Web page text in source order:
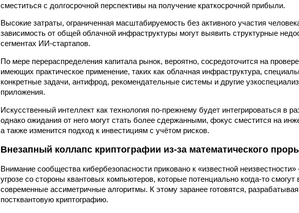
сместиться с долгосрочной перспективы на получение краткосрочной прибыли.
Высокие затраты, ограниченная масштабируемость без активного участия
зависимость от общей облачной инфраструктуры могут выявить структурные
сегментах ИИ-стартапов.
По мере перераспределения капитала рынок, вероятно, сосредоточится на
имеющих практическое применение, таких как облачная инфраструктура,
конкретные задачи, антифрод, рекомендательные системы и другие
приложения.
Искусственный интеллект как технология по-прежнему будет интегрироваться в
однако ожидания от него могут стать более сдержанными, фокус сместится на
а также изменится подход к инвестициям с учётом рисков.
Внезапный коллапс криптографии из-за математического
Внимание сообщества кибербезопасности приковано к «известной
угрозе со стороны квантовых компьютеров, которые потенциально когда-то смогут
современные ассиметричные алгоритмы. К этому заранее готовятся,
постквантовую криптографию.